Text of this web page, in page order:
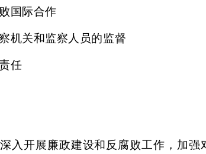
国际合作
机关和监察人员的监督
任
入开展廉政建设和反腐败工作，加强